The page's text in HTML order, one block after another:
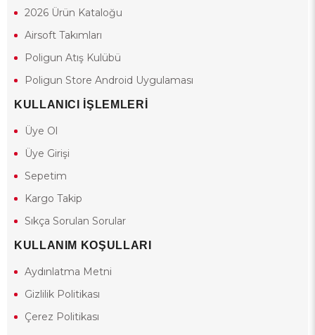
2026 Ürün Kataloğu
Airsoft Takımları
Poligun Atış Kulübü
Poligun Store Android Uygulaması
KULLANICI İŞLEMLERİ
Üye Ol
Üye Girişi
Sepetim
Kargo Takip
Sıkça Sorulan Sorular
KULLANIM KOŞULLARI
Aydınlatma Metni
Gizlilik Politikası
Çerez Politikası